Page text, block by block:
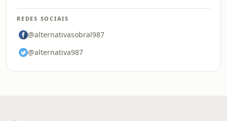
REDES SOCIAIS
@alternativasobral987
@alternativa987